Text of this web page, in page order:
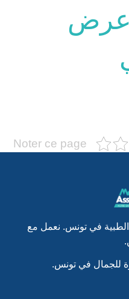
عرض
Noter ce page
في تونس. نعمل مع
للجمال في تونس.